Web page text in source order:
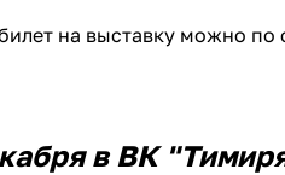
на выставку можно по
в ВК